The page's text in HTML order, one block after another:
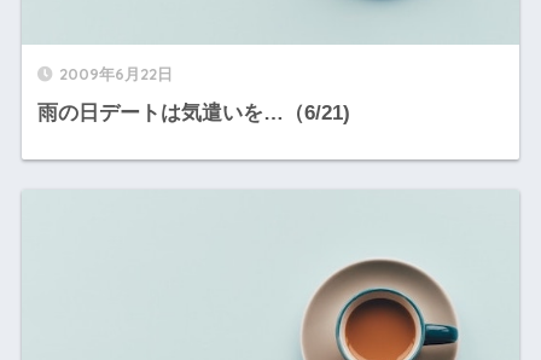
2009年6月22日
雨の日デートは気遣いを…（6/21)